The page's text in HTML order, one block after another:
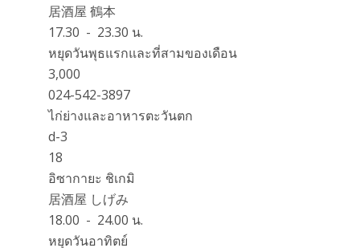
居酒屋 鶴本
17.30 - 23.30 น.
หยุดวันพุธแรกและที่สามของเดือน
3,000
024-542-3897
ไก่ย่างและอาหารตะวันตก
d-3
18
อิซากายะ ชิเกมิ
居酒屋 しげみ
18.00 - 24.00 น.
หยุดวันอาทิตย์